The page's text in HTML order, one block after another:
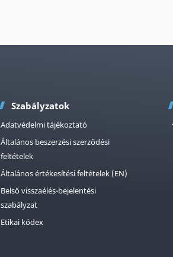
Szabályzatok
Adatvédelmi tájékoztató
Általános beszerzési szerződési
feltételek
Általános értékesítési feltételek (EN)
Belső visszaélés-bejelentési
szabályzat
Etikai kódex